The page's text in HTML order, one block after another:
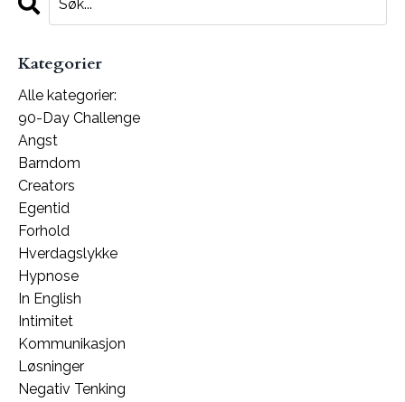
Kategorier
Alle kategorier:
90-Day Challenge
Angst
Barndom
Creators
Egentid
Forhold
Hverdagslykke
Hypnose
In English
Intimitet
Kommunikasjon
Løsninger
Negativ Tenking